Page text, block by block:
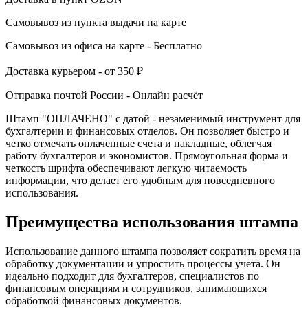
Самовывоз из пункта выдачи на карте
Самовывоз из офиса на карте - Бесплатно
Доставка курьером - от 350 ₽
Отправка почтой России - Онлайн расчёт
Штамп "ОПЛАЧЕНО" с датой - незаменимый инструмент для
бухгалтерии и финансовых отделов. Он позволяет быстро и
четко отмечать оплаченные счета и накладные, облегчая
работу бухгалтеров и экономистов. Прямоугольная форма и
четкость шрифта обеспечивают легкую читаемость
информации, что делает его удобным для повседневного
использования.
Преимущества использования штампа
Использование данного штампа позволяет сократить время на
обработку документации и упростить процессы учета. Он
идеально подходит для бухгалтеров, специалистов по
финансовым операциям и сотрудников, занимающихся
обработкой финансовых документов.